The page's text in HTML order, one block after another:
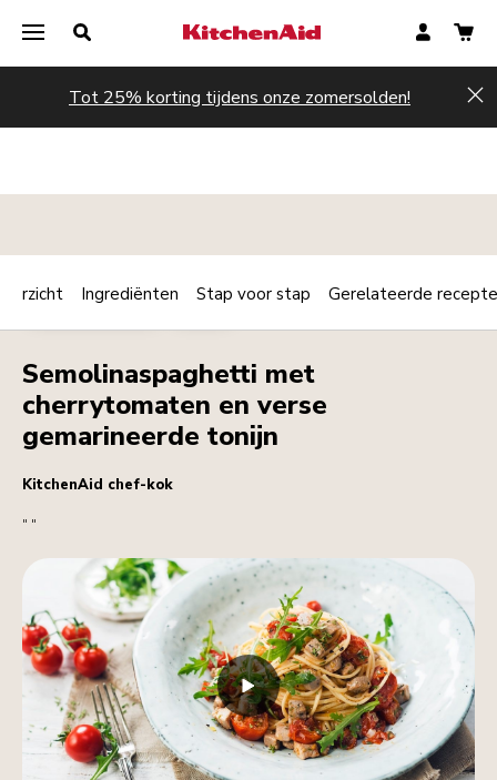
Tot 25% korting tijdens onze zomersolden!
HOOFDGERECHT PASTA Print
Share
Semolinaspaghetti met
cherrytomaten en verse
gemarineerde tonijn
KitchenAid chef-kok
" "
Ingrediënten Stap voor stap Gerelateerde